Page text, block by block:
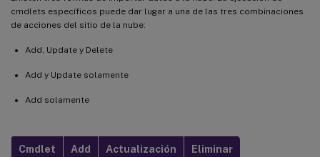
cmdlets específicos puede dar lugar a una de las tres combinaciones
de acciones del sitio de la nube:
Add, Update y Delete
Add y Update solamente
Add solamente
Cmdlet Add Actualización Eliminar